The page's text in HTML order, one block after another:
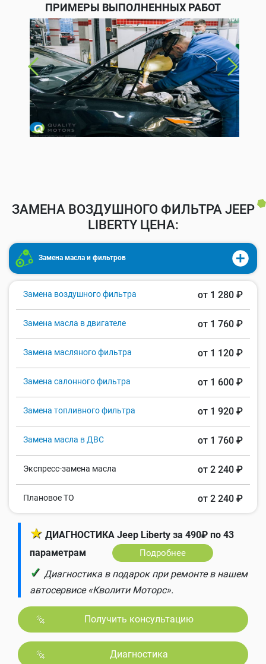
ПРИМЕРЫ ВЫПОЛНЕННЫХ РАБОТ
ЗАМЕНА ВОЗДУШНОГО ФИЛЬТРА JEEP
LIBERTY ЦЕНА:
Замена масла и фильтров
Замена воздушного фильтра от 1 280 ₽
Замена масла в двигателе от 1 760 ₽
Замена масляного фильтра от 1 120 ₽
Замена салонного фильтра от 1 600 ₽
Замена топливного фильтра от 1 920 ₽
Замена масла в ДВС от 1 760 ₽
Экспресс-замена масла от 2 240 ₽
Плановое ТО от 2 240 ₽
★ ДИАГНОСТИКА Jeep Liberty за 490₽ по 43
параметрам
Подробнее
✓ Диагностика в подарок при ремонте в нашем
автосервисе «Кволити Моторс».
Получить консультацию
Диагностика